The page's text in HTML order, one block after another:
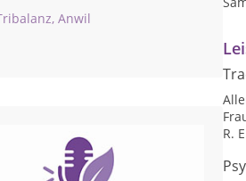
Anwil
R.